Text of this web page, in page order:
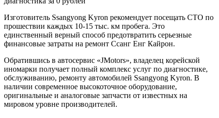
Изготовитель Ssangyong Kyron рекомендует посещать СТО по
прошествии каждых 10-15 тыс. км пробега. Это
единственный верный способ предотвратить серьезные
финансовые затраты на ремонт Ссанг Енг Кайрон.
Обратившись в автосервис «JMotors», владелец корейской
иномарки получает полный комплекс услуг по диагностике,
обслуживанию, ремонту автомобилей Ssangyong Kyron. В
наличии современное высокоточное оборудование,
оригинальные и аналоговые запчасти от известных на
мировом уровне производителей.